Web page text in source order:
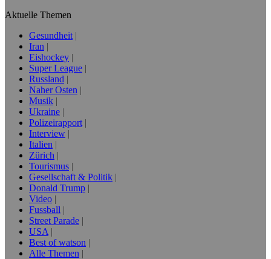
Aktuelle Themen
Gesundheit
Iran
Eishockey
Super League
Russland
Naher Osten
Musik
Ukraine
Polizeirapport
Interview
Italien
Zürich
Tourismus
Gesellschaft & Politik
Donald Trump
Video
Fussball
Street Parade
USA
Best of watson
Alle Themen